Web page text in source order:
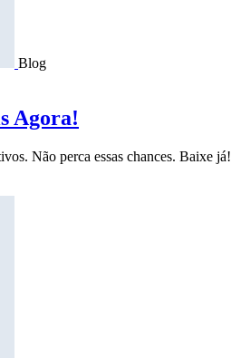
Blog
Agora!
Não perca essas chances. Baixe já!